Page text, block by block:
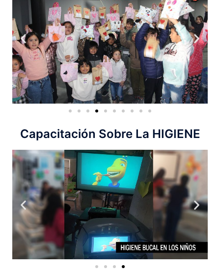
Capacitación Sobre La HIGIENE